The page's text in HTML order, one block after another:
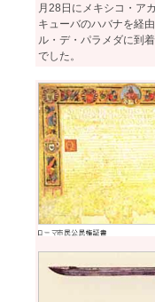
月28日にメキシコ・ア
キューバのハバナを経
ル・デ・パラメダに到
でした。